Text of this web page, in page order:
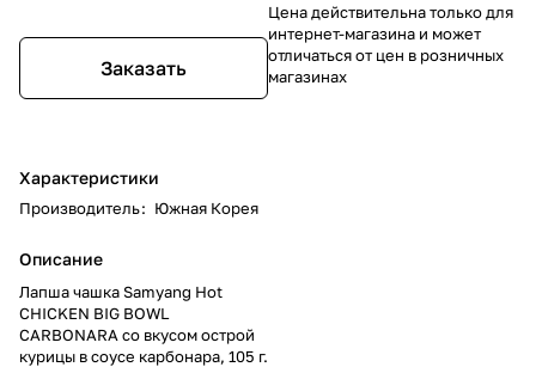
Заказать
Характеристики
Производитель: Южная Корея
Описание
Лапша чашка Samyang Hot
CHICKEN BIG BOWL
CARBONARA со вкусом острой
курицы в соусе карбонара, 105 г.
Цена действительна только для
интернет-магазина и может
отличаться от цен в розничных
магазинах